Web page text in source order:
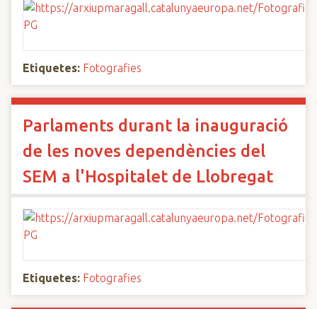
Etiquetes: Fotografies
Parlaments durant la inauguració
de les noves dependències del
SEM a l'Hospitalet de Llobregat
Etiquetes: Fotografies